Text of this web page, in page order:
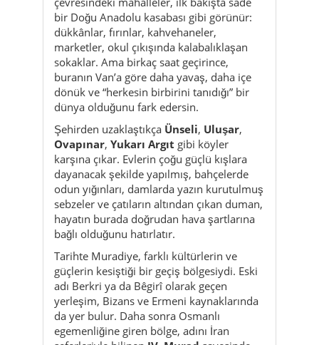
dönük ve “herkesin birbirini tanıdığı” bir
dünya olduğunu fark edersin.
Şehirden uzaklaştıkçaÜnseli,Uluşar,
Ovapınar ,Yukarı Argıtgibi köyler
karşına çıkar. Evlerin çoğu güçlü kışlara
dayanacak şekilde yapılmış, bahçelerde
odun yığınları, damlarda yazın kurutulmuş
sebzeler ve çatıların altından çıkan duman,
hayatın burada doğrudan hava şartlarına
bağlı olduğunu hatırlatır.
Tarihte Muradiye, farklı kültürlerin ve
güçlerin kesiştiği bir geçiş bölgesiydi. Eski
adı Berkri ya da Bêgirî olarak geçen
yerleşim, Bizans ve Ermeni kaynaklarında
da yer bulur. Daha sonra Osmanlı
egemenliğine giren bölge, adını İran
seferleriyle bilinenIV. Muradsayesinde
Muradiye olarak alır. 1976’dakiÇaldıran–
Muradiye depremiise neredeyse her
ailede iz bırakan, hafızalarda hâlâ taze
duran bir kırılma noktasıdır.